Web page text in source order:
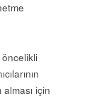
öncelikli
için